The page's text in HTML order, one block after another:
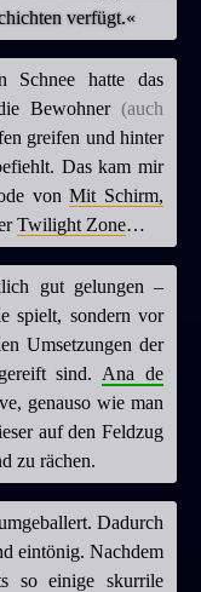
verfügt.«
Schnee hatte das
Bewohner (auch
greifen und hinter
Das kam mir
vonMit Schirm,
Twilight Zone…
gut gelungen –
spielt, sondern vor
Umsetzungen der
sind. Ana de
genauso wie man
auf den Feldzug
zu rächen.
Dadurch
eintönig. Nachdem
so einige skurrile